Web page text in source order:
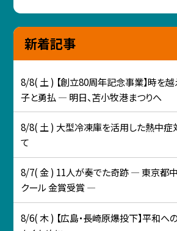
新着記事
8/8( 土 ) 【創立80周年記念事業】時を
子と勇払 ― 明日、苫小牧港まつりへ
8/8( 土 ) 大型冷凍庫を活用した熱中症
て
8/7( 金 ) 11人が奏でた奇跡 ― 東京都
クール 金賞受賞 ―
8/6( 木 ) 【広島・長崎原爆投下】平和へ